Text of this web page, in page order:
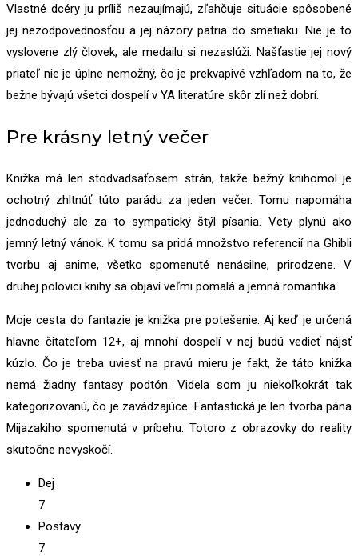
Vlastné dcéry ju príliš nezaujímajú, zľahčuje situácie spôsobené
jej nezodpovednosťou a jej názory patria do smetiaku. Nie je to
vyslovene zlý človek, ale medailu si nezaslúži. Našťastie jej nový
priateľ nie je úplne nemožný, čo je prekvapivé vzhľadom na to, že
bežne bývajú všetci dospelí v YA literatúre skôr zlí než dobrí.
Pre krásny letný večer
Knižka má len stodvadsaťosem strán, takže bežný knihomol je
ochotný zhltnúť túto parádu za jeden večer. Tomu napomáha
jednoduchý ale za to sympatický štýl písania. Vety plynú ako
jemný letný vánok. K tomu sa pridá množstvo referencií na Ghibli
tvorbu aj anime, všetko spomenuté nenásilne, prirodzene. V
druhej polovici knihy sa objaví veľmi pomalá a jemná romantika.
Moje cesta do fantazie je knižka pre potešenie. Aj keď je určená
hlavne čitateľom 12+, aj mnohí dospelí v nej budú vedieť nájsť
kúzlo. Čo je treba uviesť na pravú mieru je fakt, že táto knižka
nemá žiadny fantasy podtón. Videla som ju niekoľkokrát tak
kategorizovanú, čo je zavádzajúce. Fantastická je len tvorba pána
Mijazakiho spomenutá v príbehu. Totoro z obrazovky do reality
skutočne nevyskočí.
Dej
7
Postavy
7